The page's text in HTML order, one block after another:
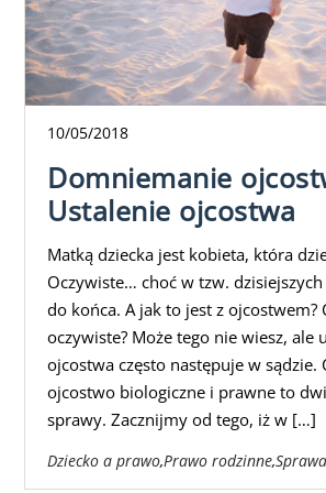
10/05/2018
Domniemanie
Ustalenie ojcostwa
Matką dziecka jest kobieta, która
Oczywiste… choć w tzw.
do końca. A jak to jest z ojcostwem?
oczywiste? Może tego nie wiesz, ale
ojcostwa często następuje w sądzie.
ojcostwo biologiczne i prawne to
sprawy. Zacznijmy od tego, iż w […]
Dziecko a prawo,Prawo rodzinne,